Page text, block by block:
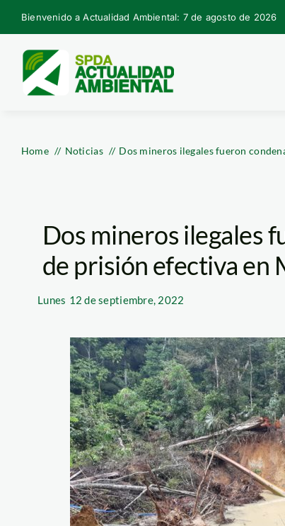
Skip
to
content
Bienvenido a Actualidad Ambiental: 7 de agosto de 2026
Home Noticias Dos mineros ilegales fueron
Dos mineros ilegales
de prisión efectiva en
Lunes 12 de septiembre, 2022